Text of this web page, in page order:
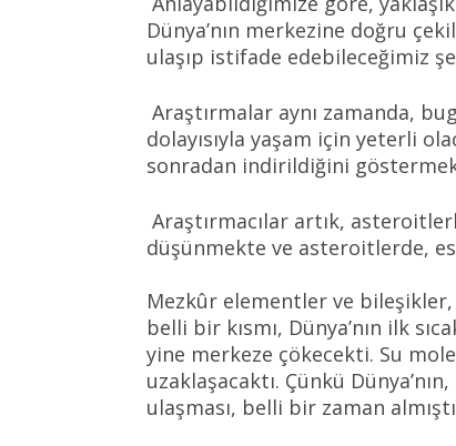
Dünya’nın merkezine doğru
ulaşıp istifade edebileceğimiz
Araştırmalar aynı zamanda,
dolayısıyla yaşam için yeterli
sonradan indirildiğini
Araştırmacılar artık,
düşünmekte ve asteroitlerde,
Mezkûr elementler ve bileşikler,
belli bir kısmı, Dünya’nın ilk
yine merkeze çökecekti. Su
uzaklaşacaktı. Çünkü
ulaşması, belli bir zaman